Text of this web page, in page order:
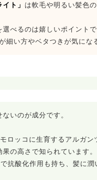
イト」 は軟毛や明るい髪色
べるのは嬉しいポイントで
い方やベタつきが気にな
いのが成分です。
ッコに生育するアルガン
の高さで知られています。
抗酸化作用も持ち、髪に